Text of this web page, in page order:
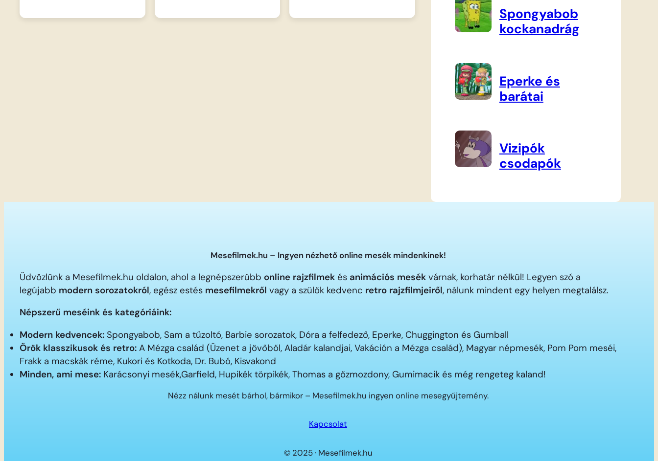
Spongyabob
kockanadrág
Eperke és
barátai
Vizipók
csodapók
Mesefilmek.hu – Ingyen nézhető online mesék mindenkinek!
Üdvözlünk a Mesefilmek.hu oldalon, ahol a legnépszerűbb online rajzfilmek és animációs mesék várnak, korhatár nélkül! Legyen szó a
legújabb modern sorozatokról, egész estés mesefilmekről vagy a szülők kedvenc retro rajzfilmjeiről, nálunk mindent egy helyen megtalálsz.
Népszerű meséink és kategóriáink:
Modern kedvencek: Spongyabob, Sam a tűzoltó, Barbie sorozatok, Dóra a felfedező, Eperke, Chuggington és Gumball
Örök klasszikusok és retro: A Mézga család (Üzenet a jövőből, Aladár kalandjai, Vakáción a Mézga család), Magyar népmesék, Pom Pom meséi,
Frakk a macskák réme, Kukori és Kotkoda, Dr. Bubó, Kisvakond
Minden, ami mese: Karácsonyi mesék,Garfield, Hupikék törpikék, Thomas a gőzmozdony, Gumimacik és még rengeteg kaland!
Nézz nálunk mesét bárhol, bármikor – Mesefilmek.hu ingyen online mesegyűjtemény.
Kapcsolat
© 2025 · Mesefilmek.hu